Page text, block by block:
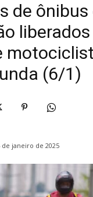
de ônibus
(6/1)
de janeiro de 2025